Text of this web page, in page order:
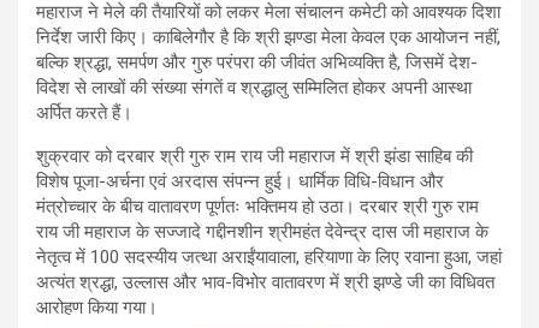
महाराज ने मेले की तैयारियों को लकर मेला संचालन कमेटी को आवश्यक दिशा
निर्देश जारी किए। काबिलेगौर है कि श्री झण्डा मेला केवल एक आयोजन नहीं,
बल्कि श्रद्धा, समर्पण और गुरु परंपरा की जीवंत अभिव्यक्ति है, जिसमें देश-
विदेश से लाखों की संख्या संगतें व श्रद्धालु सम्मिलित होकर अपनी आस्था
अर्पित करते हैं।
शुक्रवार को दरबार श्री गुरु राम राय जी महाराज में श्री झंडा साहिब की
विशेष पूजा-अर्चना एवं अरदास संपन्न हुई। धार्मिक विधि-विधान और
मंत्रोच्चार के बीच वातावरण पूर्णतः भक्तिमय हो उठा। दरबार श्री गुरु राम
राय जी महाराज के सज्जादे गद्दीनशीन श्रीमहंत देवेन्द्र दास जी महाराज के
नेतृत्व में 100 सदस्यीय जत्था अराईंयावाला, हरियाणा के लिए रवाना हुआ, जहां
अत्यंत श्रद्धा, उल्लास और भाव-विभोर वातावरण में श्री झण्डे जी का विधिवत
आरोहण किया गया।